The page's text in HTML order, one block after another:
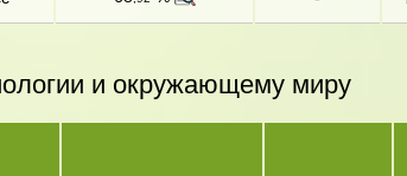
и окружающему миру